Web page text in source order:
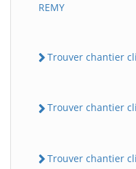
REMY
Trouver chantier
Trouver chantier
Trouver chantier